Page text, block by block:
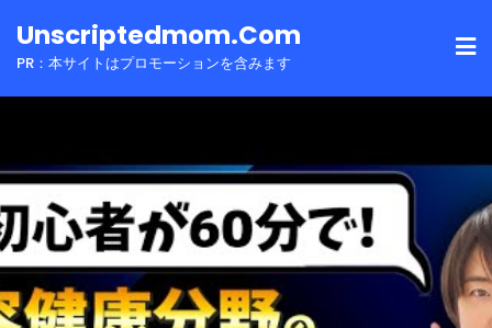
toUnscriptedmom.com
PR：本サイトはプロモーションを含みます